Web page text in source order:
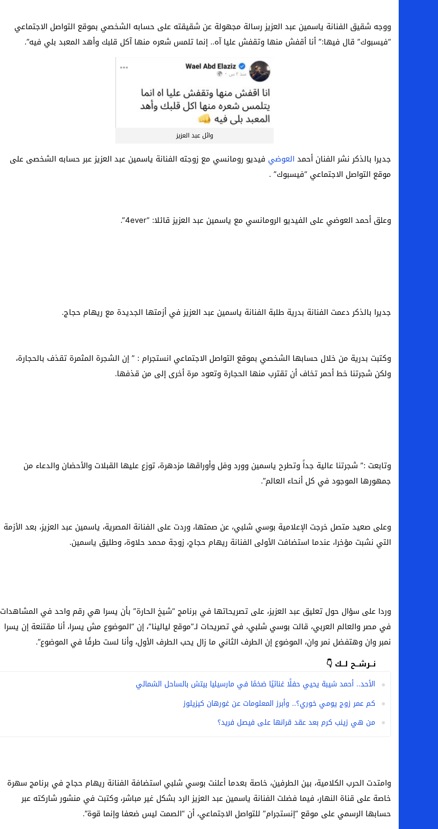
السيرة الذاتية للدكتورة آيات حسن شمس الدين عميد كلية “آداب كفر الشيخ”
سامو كوستا في معسكر النصر السعودي.. هل انتهت أزمة العالمي المالية؟
إنهاء تعاقد سيف الدين الجزيري مع الزمالك رسميًا
ووجه شقيق الفنانة ياسمين عبد العزيز رسالة مجهولة عن شقيقته على حسابه الشخصي بموقع التواصل الاجتماعي
“فيسبوك” قال فيها:” أنا أقفش منها وتقفش عليا آه.. إنما تلمس شعره منها آكل قلبك وأهد المعبد بلي فيه”.
وائل عبد العزيز
جديرا بالذكر نشر الفنان أحمد العوضي فيديو رومانسي مع زوجته الفنانة ياسمين عبد العزيز عبر حسابه الشخصى على
موقع التواصل الاجتماعي “فيسبوك” .
وعلق أحمد العوضي على الفيديو الرومانسي مع ياسمين عبد العزيز قائلا: “4ever”.
جديرا بالذكر دعمت الفنانة بدرية طلبة الفنانة ياسمين عبد العزيز في أزمتها الجديدة مع ريهام حجاج.
وكتبت بدرية من خلال حسابها الشخصي بموقع التواصل الاجتماعي انستجرام : ” إن الشجرة المثمرة تقذف بالحجارة،
ولكن شجرتنا خط أحمر تخاف أن تقترب منها الحجارة وتعود مرة أخرى إلى من قذفها.
وتابعت :” شجرتنا عالية جداً وتطرح ياسمين وورد وفل وأوراقها مزدهرة، توزع عليها القبلات والأحضان والدعاء من
جمهورها الموجود في كل أنحاء العالم”.
وعلى صعيد متصل خرجت الإعلامية بوسي شلبي، عن صمتها، وردت على الفنانة المصرية، ياسمين عبد العزيز، بعد الأزمة
التي نشبت مؤخرا، عندما استضافت الأولى الفنانة ريهام حجاج، زوجة محمد حلاوة، وطليق ياسمين.
وردا على سؤال حول تعليق عبد العزيز، على تصريحاتها في برنامج “شيخ الحارة” بأن يسرا هي رقم واحد في المشاهدات
في مصر والعالم العربي، قالت بوسي شلبي، في تصريحات لـ”موقع ليالينا”، إن “الموضوع مش يسرا، أنا مقتنعة إن يسرا
نمبر وان وهتفضل نمر وان، الموضوع إن الطرف الثاني ما زال يحب الطرف الأول، وأنا لست طرفًا في الموضوع”.
نــرشــح لــك 👇
الأحد.. أحمد شيبة يحيي حفلًا غنائيًا ضخمًا في مارسيليا بيتش بالساحل الشمالي
كم عمر زوج يومي خوري؟.. وأبرز المعلومات عن غورهان كيزيلوز
من هي زينب كرم بعد عقد قرانها على فيصل فريد؟
وامتدت الحرب الكلامية، بين الطرفين، خاصة بعدما أعلنت بوسي شلبي استضافة الفنانة ريهام حجاج في برنامج سهرة
خاصة على قناة النهار، فيما فضلت الفنانة ياسمين عبد العزيز الرد بشكل غير مباشر، وكتبت في منشور شاركته عبر
حسابها الرسمي على موقع “إنستجرام” للتواصل الاجتماعي، أن “الصمت ليس ضعفا وإنما قوة”.